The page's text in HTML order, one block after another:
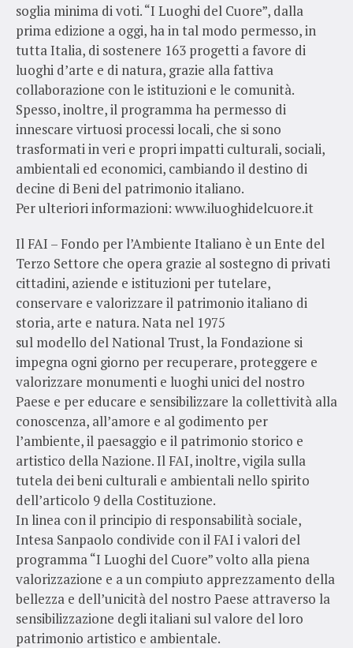
soglia minima di voti. “I Luoghi del Cuore”, dalla
prima edizione a oggi, ha in tal modo permesso, in
tutta Italia, di sostenere 163 progetti a favore di
luoghi d’arte e di natura, grazie alla fattiva
collaborazione con le istituzioni e le comunità.
Spesso, inoltre, il programma ha permesso di
innescare virtuosi processi locali, che si sono
trasformati in veri e propri impatti culturali, sociali,
ambientali ed economici, cambiando il destino di
decine di Beni del patrimonio italiano.
Per ulteriori informazioni: www.iluoghidelcuore.it
Il FAI – Fondo per l’Ambiente Italiano è un Ente del
Terzo Settore che opera grazie al sostegno di privati
cittadini, aziende e istituzioni per tutelare,
conservare e valorizzare il patrimonio italiano di
storia, arte e natura. Nata nel 1975
sul modello del National Trust, la Fondazione si
impegna ogni giorno per recuperare, proteggere e
valorizzare monumenti e luoghi unici del nostro
Paese e per educare e sensibilizzare la collettività alla
conoscenza, all’amore e al godimento per
l’ambiente, il paesaggio e il patrimonio storico e
artistico della Nazione. Il FAI, inoltre, vigila sulla
tutela dei beni culturali e ambientali nello spirito
dell’articolo 9 della Costituzione.
In linea con il principio di responsabilità sociale,
Intesa Sanpaolo condivide con il FAI i valori del
programma “I Luoghi del Cuore” volto alla piena
valorizzazione e a un compiuto apprezzamento della
bellezza e dell’unicità del nostro Paese attraverso la
sensibilizzazione degli italiani sul valore del loro
patrimonio artistico e ambientale.